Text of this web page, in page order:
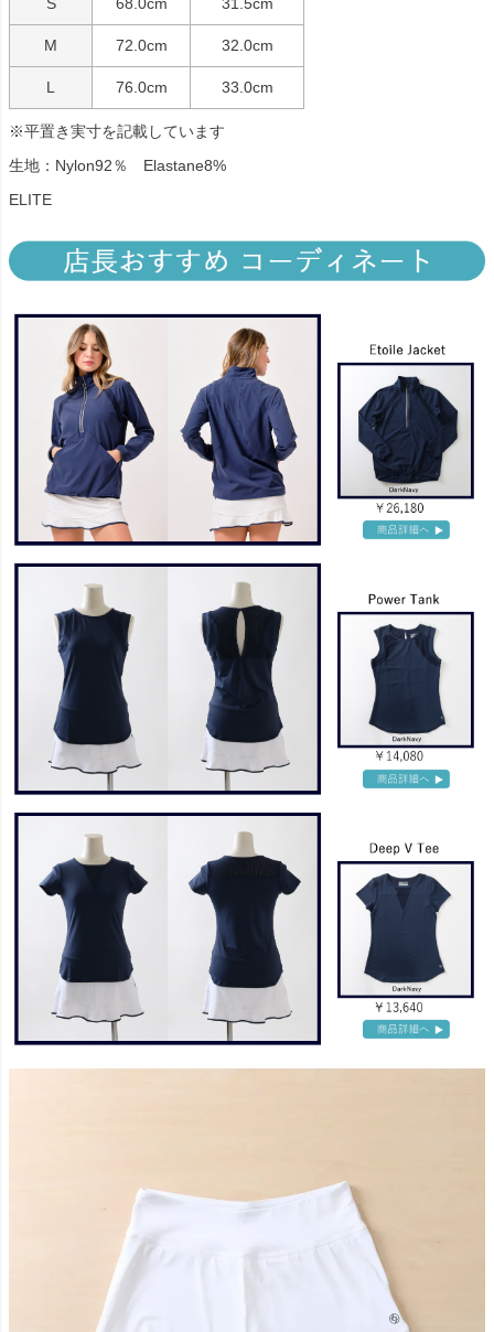
M 72.0cm 32.0cm
L 76.0cm 33.0cm
※平置き実寸を記載しています
生地：Nylon92％ Elastane8%
ELITE